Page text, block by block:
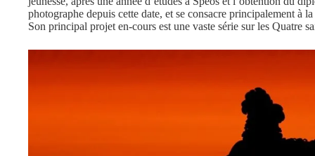
photographe depuis cette date, et se consacre principalement à
Son principal projet en-cours est une vaste série sur les Quatre